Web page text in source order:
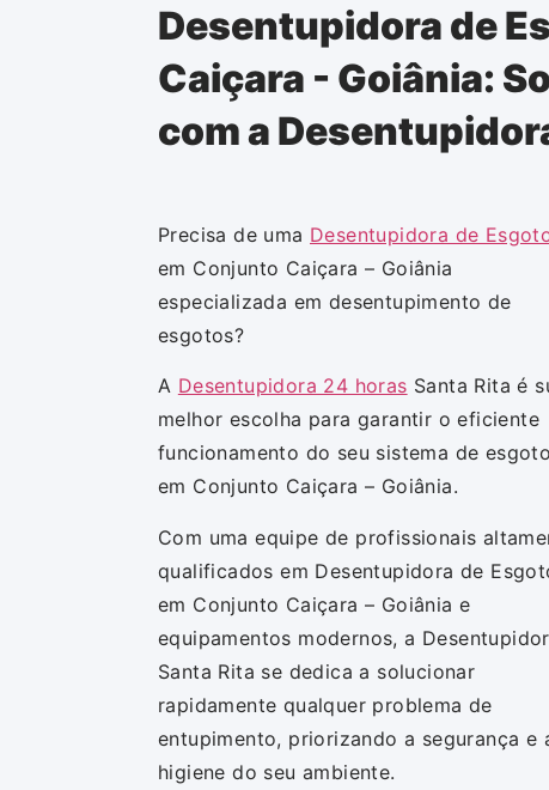
Desentupidora de
Caiçara - Goiânia:
com a
Precisa de uma Desentupidora de
em Conjunto Caiçara – Goiânia
especializada em desentupimento de
esgotos?
A Desentupidora 24 horas Santa Rita é
melhor escolha para garantir o eficiente
funcionamento do seu sistema de esgoto
em Conjunto Caiçara – Goiânia.
Com uma equipe de profissionais
qualificados em Desentupidora de
em Conjunto Caiçara – Goiânia e
equipamentos modernos, a
Santa Rita se dedica a solucionar
rapidamente qualquer problema de
entupimento, priorizando a segurança e
higiene do seu ambiente.